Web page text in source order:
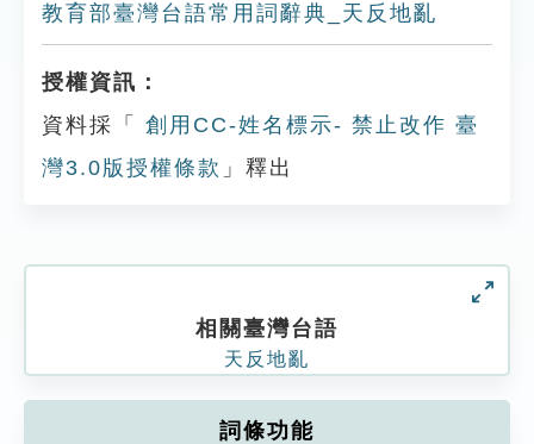
教育部臺灣台語常用詞辭典_天反地亂
授權資訊：
資料採「
創用CC-姓名標示- 禁止改作 臺
灣3.0版授權條款 」釋出
相關臺灣台語
天反地亂
詞條功能